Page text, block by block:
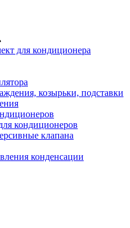
для кондиционера
козырьки, подставки
кондиционеров
клапана
конденсации